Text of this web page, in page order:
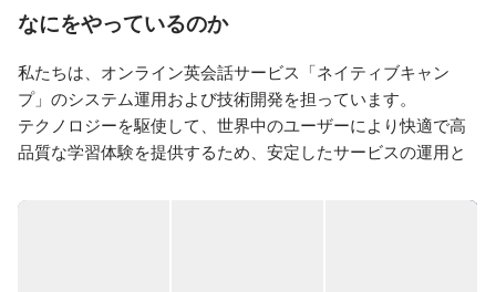
ださい！
なにをやっているのか
私たちは、オンライン英会話サービス「ネイティブキャン
プ」のシステム運用および技術開発を担っています。
テクノロジーを駆使して、世界中のユーザーにより快適で高
品質な学習体験を提供するため、安定したサービスの運用と